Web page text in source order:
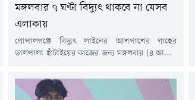
মঙ্গলবার ৭ ঘণ্টা বিদ্যুৎ থাকবে না যেসব
এলাকায়
গোপালগঞ্জে বিদ্যুৎ লাইনের আশপাশের গাছের
ডালপালা ছাঁটাইয়ের কাজের জন্য মঙ্গলবার (৪ আগস্ট)
থাকবে। এ তথ্য জানিয়েছে গোপালগঞ্জ বিদ্যুৎ সরবরাহ
কর্তৃপক্ষ (ওজোপাডিকো)।সোমবার (৩ আগস্ট)